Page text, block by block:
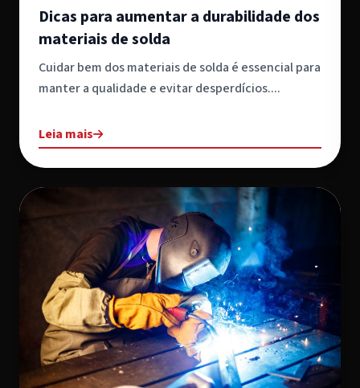
Dicas para aumentar a durabilidade dos
materiais de solda
Cuidar bem dos materiais de solda é essencial para
manter a qualidade e evitar desperdícios....
Leia mais